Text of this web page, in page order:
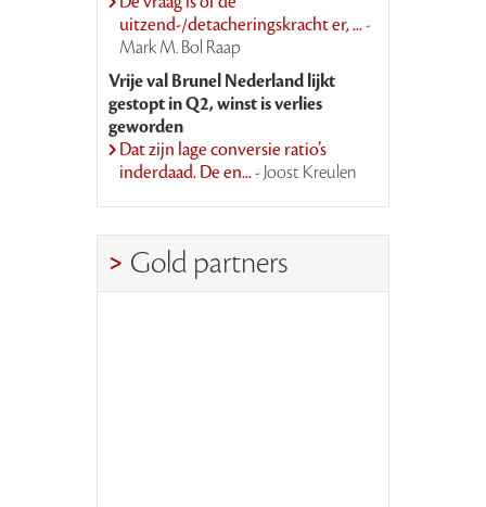
uitzend-/detacheringskracht er, ...-
Mark M. Bol Raap
Vrije val Brunel Nederland lijkt
gestopt in Q2, winst is verlies
geworden
Dat zijn lage conversie ratio’s
inderdaad. De en...- Joost Kreulen
Gold partners